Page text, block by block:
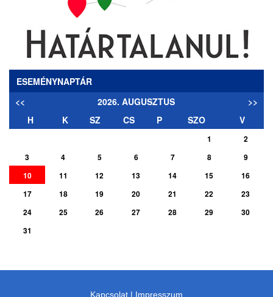
ESEMÉNYNAPTÁR
<<
2026. AUGUSZTUS
>>
H
K SZ CS P SZO V
1
2
3
4 5 6 7 8
9
10
11 12 13 14 15
16
17
18 19 20 21 22
23
24
25 26 27 28 29
30
31
Kapcsolat | Impresszum